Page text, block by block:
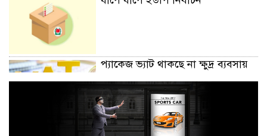
প্যাকেজ ভ্যাট থাকছে না ক্ষুদ্র ব্যবসায়
অক্টোবরে স্থানীয় সরকার নির্বাচন